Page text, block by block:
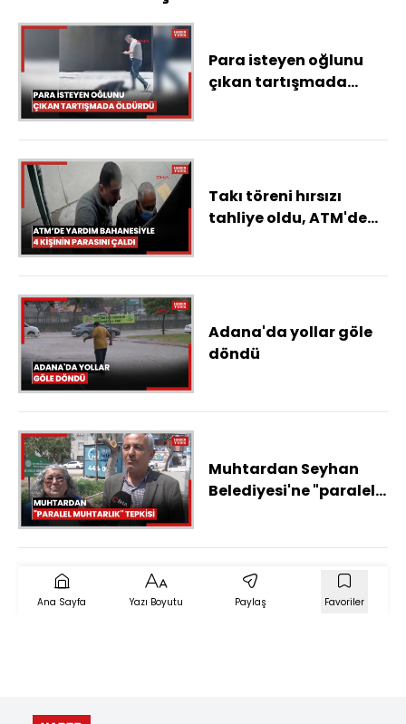
Para isteyen oğlunu
çıkan tartışmada
Takı töreni hırsızı
tahliye oldu, ATM'de
Adana'da yollar göle
döndü
Muhtardan Seyhan
Belediyesi'ne "paralel
Ana Sayfa Yazı Boyutu Paylaş Favoriler